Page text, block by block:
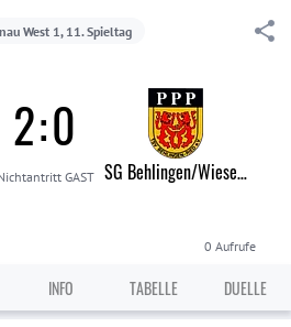
West 1, 11. Spieltag
2:0
GAST SG Behlingen/Wiesenbach II
0 Aufrufe
INFO TABELLE DUELLE